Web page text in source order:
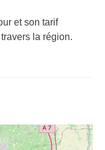
et son tarif
la région.